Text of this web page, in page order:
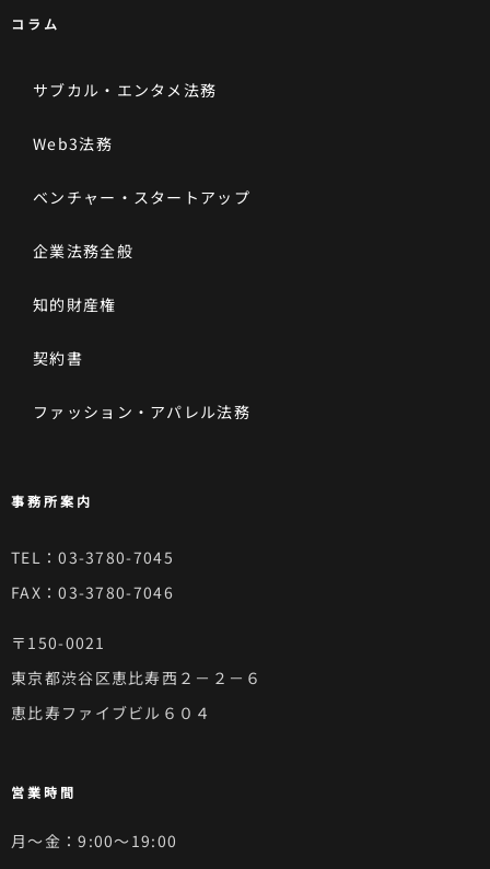
コラム
サブカル・エンタメ法務
Web3法務
ベンチャー・スタートアップ
企業法務全般
知的財産権
契約書
ファッション・アパレル法務
事務所案内
TEL：03-3780-7045
FAX：03-3780-7046
〒150-0021
東京都渋谷区恵比寿西２－２－６
恵比寿ファイブビル６０４
営業時間
月～金：9:00～19:00